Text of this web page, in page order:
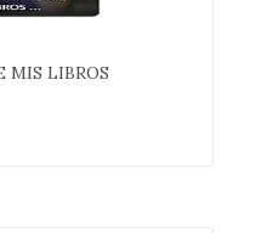
MIS LIBROS